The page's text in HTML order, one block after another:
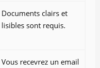
Documents clairs et
lisibles sont requis.
Vous recevrez un email